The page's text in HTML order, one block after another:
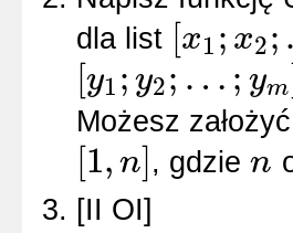
dla list [x1 ; x2;
1;x2; …, n]
[y1 ; y2; … ; ym
1;y2 … m]
Możesz
1, n
,n] , gdzien
n
[II OI]